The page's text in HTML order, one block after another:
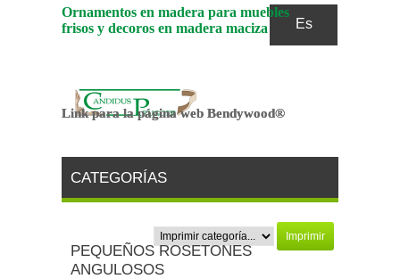
Es
Ornamentos en madera para muebles
frisos y decoros en madera maciza
Link para la página web Bendywood®
Link para la página web Bendywood®
CATEGORÍAS
Imprimir
PEQUEÑOS ROSETONES
ANGULOSOS